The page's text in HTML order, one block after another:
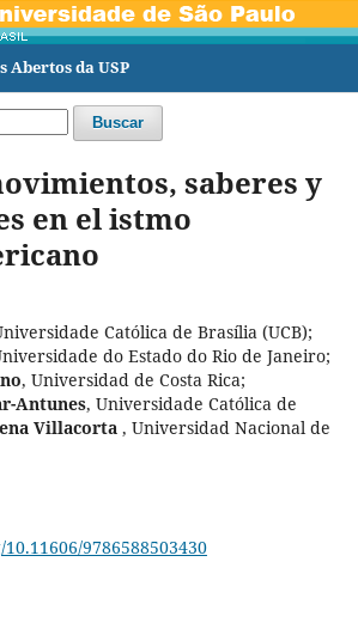
da USP
Buscar
saberes y
en el istmo
Católica de Brasília (UCB);
do Estado do Rio de Janeiro;
, Universidad de Costa Rica;
Antunes, Universidade Católica de
Villacorta , Universidad Nacional de
9786588503430